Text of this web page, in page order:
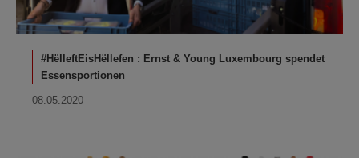
#HëlleftEisHëllefen : Ernst & Young Luxembourg spendet
Essensportionen
08.05.2020